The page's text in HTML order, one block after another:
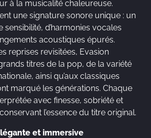
à la musicalité chaleureuse.
une signature sonore unique : un
sensibilité, d’harmonies vocales
acoustiques épurés.
reprises revisitées, Evasion
titres de la pop, de la variété
ainsi qu’aux classiques
marqué les générations. Chaque
avec finesse, sobriété et
l’essence du titre original.
et immersive